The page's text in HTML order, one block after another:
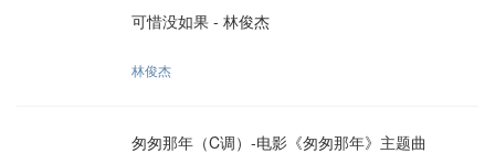
可惜没如果 - 林俊杰
林俊杰
匆匆那年（C调）-电影《匆匆那年》主题曲